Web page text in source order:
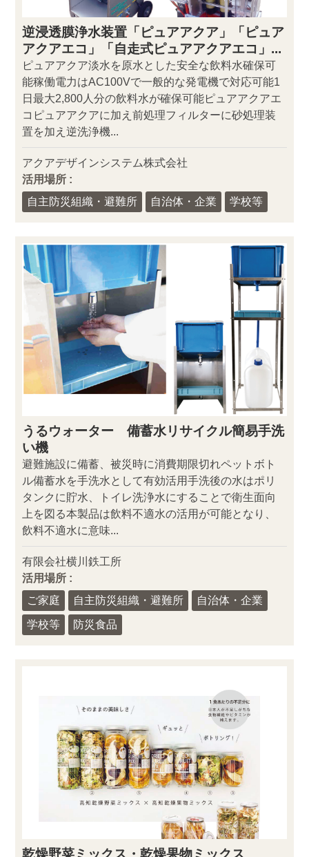
逆浸透膜浄水装置「ピュアアクア」「ピュア
アクアエコ」「自走式ピュアアクアエコ」...
ピュアアクア淡水を原水とした安全な飲料水確保可
能稼働電力はAC100Vで一般的な発電機で対応可能1
日最大2,800人分の飲料水が確保可能ピュアアクアエ
コピュアアクアに加え前処理フィルターに砂処理装
置を加え逆洗浄機...
アクアデザインシステム株式会社
活用場所 :
自主防災組織・避難所
自治体・企業 学校等
うるウォーター 備蓄水リサイクル簡易手洗
い機
避難施設に備蓄、被災時に消費期限切れペットボト
ル備蓄水を手洗水として有効活用手洗後の水はポリ
タンクに貯水、トイレ洗浄水にすることで衛生面向
上を図る本製品は飲料不適水の活用が可能となり、
飲料不適水に意味...
有限会社横川鉄工所
活用場所 :
ご家庭
自主防災組織・避難所 自治体・企業
学校等 防災食品
乾燥野菜ミックス・乾燥果物ミックス